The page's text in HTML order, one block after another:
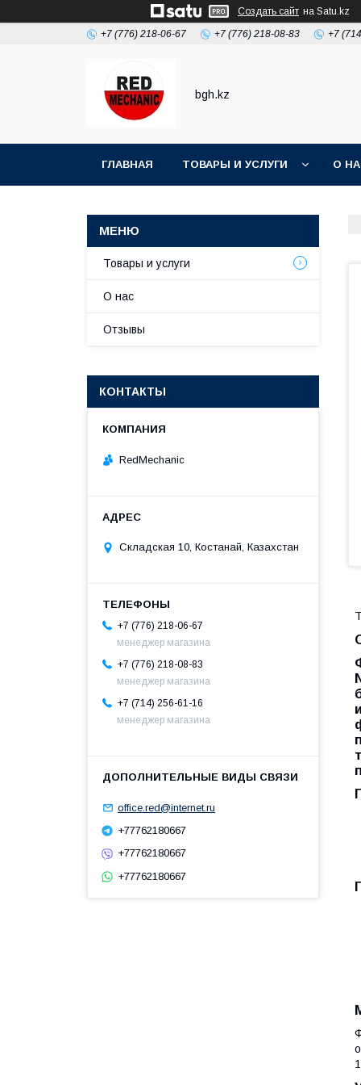
Создать сайт на Satu.kz
+7 (776) 218-06-67 +7 (776) 218-08-83 +7
bgh.kz
ГЛАВНАЯ ТОВАРЫ И УСЛУГИ О
Товары и услуги
О нас
Отзывы
КОНТАКТЫ
RedMechanic
Складская 10, Костанай, Казахстан
+7 (776) 218-06-67
менеджер магазина
+7 (776) 218-08-83
менеджер магазина
+7 (714) 256-61-16
менеджер магазина
office.red@internet.ru
+77762180667
+77762180667
+77762180667